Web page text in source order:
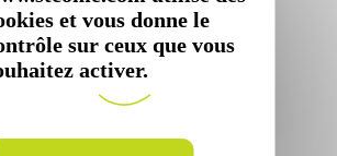
Voir
et vous donne le
sur ceux que vous
activer.